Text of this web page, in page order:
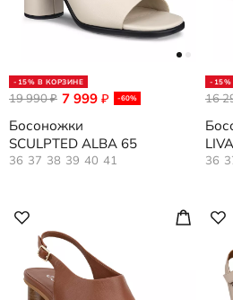
-15% В КОРЗИНЕ
7 999 ₽ -60%
19 990₽
Босоножки
SCULPTED ALBA 65
36 37 38 39 40 41
-
16
36